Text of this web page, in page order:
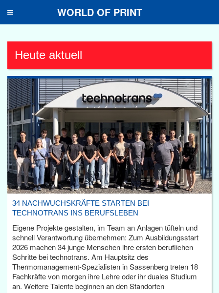
Toggle
WORLD OF PRINT
Heute aktuell
34 NACHWUCHSKRÄFTE STARTEN BEI
TECHNOTRANS INS BERUFSLEBEN
Eigene Projekte gestalten, im Team an Anlagen tüfteln und
schnell Verantwortung übernehmen: Zum Ausbildungsstart
2026 machen 34 junge Menschen ihre ersten beruflichen
Schritte bei technotrans. Am Hauptsitz des
Thermomanagement-Spezialisten in Sassenberg treten 18
Fachkräfte von morgen ihre Lehre oder ihr duales Studium
an. Weitere Talente beginnen an den Standorten